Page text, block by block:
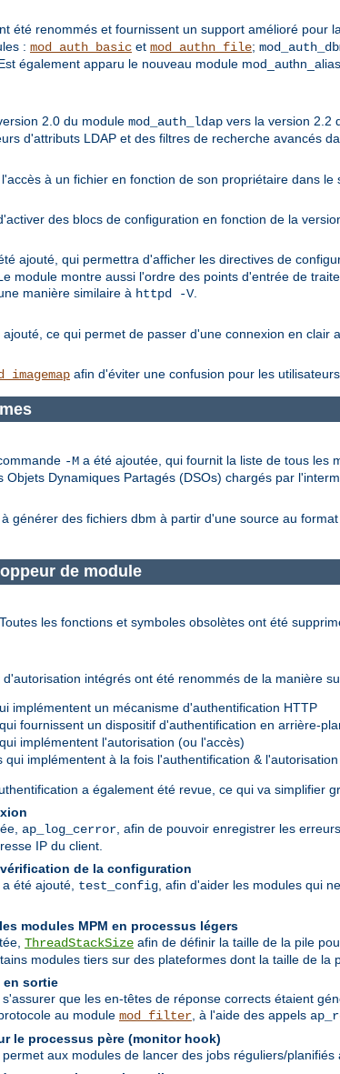
été renommés et fournissent un support amélioré pour
: mod_auth_basic et mod_authn_file;
Est également apparu le nouveau module
2.0 du module mod_auth_ldap vers la version 2.2
d'attributs LDAP et des filtres de recherche avancés
à un fichier en fonction de son propriétaire dans le
des blocs de configuration en fonction de la
ajouté, qui permettra d'afficher les directives de
module montre aussi l'ordre des points d'entrée de
manière similaire à httpd -V.
ajouté, ce qui permet de passer d'une connexion en clair
afin d'éviter une confusion pour les utilisateurs.
-M a été ajoutée, qui fournit la liste de tous les
Objets Dynamiques Partagés (DSOs) chargés par
générer des fichiers dbm à partir d'une source au
de module
les fonctions et symboles obsolètes ont été
intégrés ont été renommés de la manière
implémentent un mécanisme d'authentification HTTP
fournissent un dispositif d'authentification en arrière-
implémentent l'autorisation (ou l'accès)
qui implémentent à la fois l'authentification & l'autorisation
a également été revue, ce qui va simplifier
ap_log_cerror , afin de pouvoir enregistrer les
IP du client.
de la configuration
été ajouté, test_config , afin d'aider les modules qui
modules MPM en processus légers
ThreadStackSize afin de définir la taille de la pile
modules tiers sur des plateformes dont la taille de la
sortie
que les en-têtes de réponse corrects étaient
au module mod_filter , à l'aide des appels
le processus père (monitor hook)
aux modules de lancer des jobs réguliers/planifiés